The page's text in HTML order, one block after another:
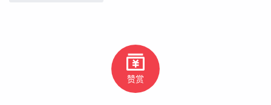
赞赏